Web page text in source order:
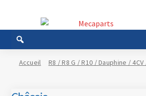
la
navigation
au
contenu
Accueil R8 / R8 G / R10 / Dauphine /